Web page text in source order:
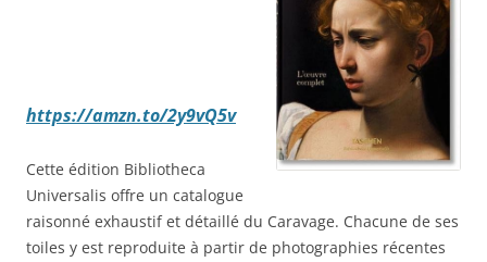
https://amzn.to/2y9vQ5v
Cette édition Bibliotheca
Universalis offre un catalogue
raisonné exhaustif et détaillé du Caravage. Chacune de ses
toiles y est reproduite à partir de photographies récentes